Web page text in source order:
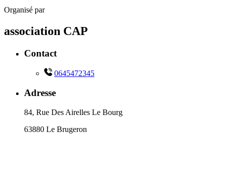
Organisé par
association CAP
Contact
0645472345
Adresse
84, Rue Des Airelles Le Bourg
63880 Le Brugeron